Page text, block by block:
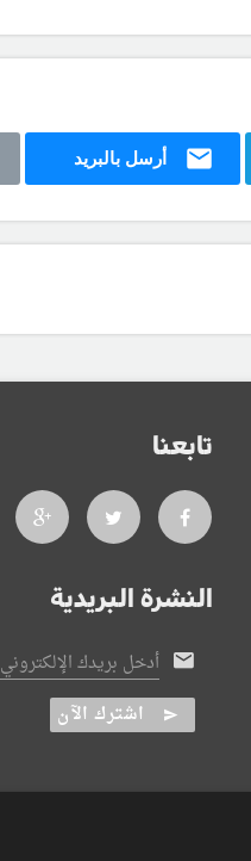
أرسل بالبريد
تابعنا
النشرة البريدية
أدخل بريدك الإلكتروني
اشترك الآن